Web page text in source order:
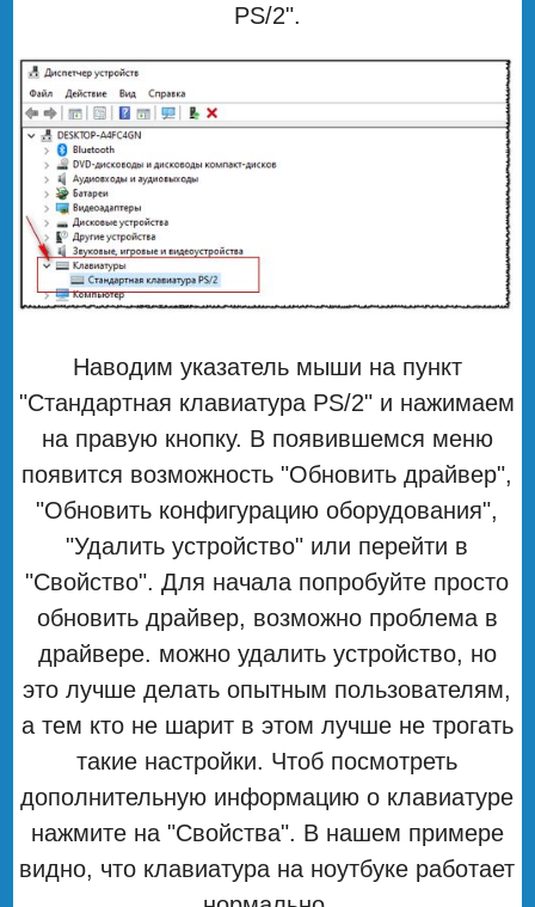
PS/2".
Наводим указатель мыши на пункт
"Стандартная клавиатура PS/2" и нажимаем
на правую кнопку. В появившемся меню
появится возможность "Обновить драйвер",
"Обновить конфигурацию оборудования",
"Удалить устройство" или перейти в
"Свойство". Для начала попробуйте просто
обновить драйвер, возможно проблема в
драйвере. можно удалить устройство, но
это лучше делать опытным пользователям,
а тем кто не шарит в этом лучше не трогать
такие настройки. Чтоб посмотреть
дополнительную информацию о клавиатуре
нажмите на "Свойства". В нашем примере
видно, что клавиатура на ноутбуке работает